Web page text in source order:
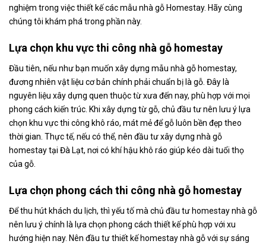
nghiệm trong việc thiết kế các mẫu nhà gỗ Homestay. Hãy cùng
chúng tôi khám phá trong phần này.
Lựa chọn khu vực thi công nhà gỗ homestay
Đầu tiên, nếu như bạn muốn xây dựng mẫu nhà gỗ homestay,
đương nhiên vật liệu cơ bản chính phải chuẩn bị là gỗ. Đây là
nguyên liệu xây dựng quen thuộc từ xưa đến nay, phù hợp với mọi
phong cách kiến trúc. Khi xây dựng từ gỗ, chủ đầu tư nên lưu ý lựa
chọn khu vực thi công khô ráo, mát mẻ để gỗ luôn bền đẹp theo
thời gian. Thực tế, nếu có thể, nên đầu tư xây dựng nhà gỗ
homestay tại Đà Lạt, nơi có khí hậu khô ráo giúp kéo dài tuổi thọ
của gỗ.
Lựa chọn phong cách thi công nhà gỗ homestay
Để thu hút khách du lịch, thì yếu tố mà chủ đầu tư homestay nhà gỗ
nên lưu ý chính là lựa chọn phong cách thiết kế phù hợp với xu
hướng hiện nay. Nên đầu tư thiết kế homestay nhà gỗ với sự sáng